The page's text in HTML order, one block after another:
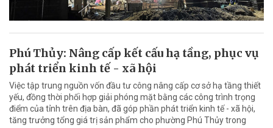
Phú Thủy: Nâng cấp kết cấu hạ tầng, phục vụ
phát triển kinh tế - xã hội
Việc tập trung nguồn vốn đầu tư công nâng cấp cơ sở hạ tầng thiết
yếu, đồng thời phối hợp giải phóng mặt bằng các công trình trọng
điểm của tỉnh trên địa bàn, đã góp phần phát triển kinh tế - xã hội,
tăng trưởng tổng giá trị sản phẩm cho phường Phú Thủy trong